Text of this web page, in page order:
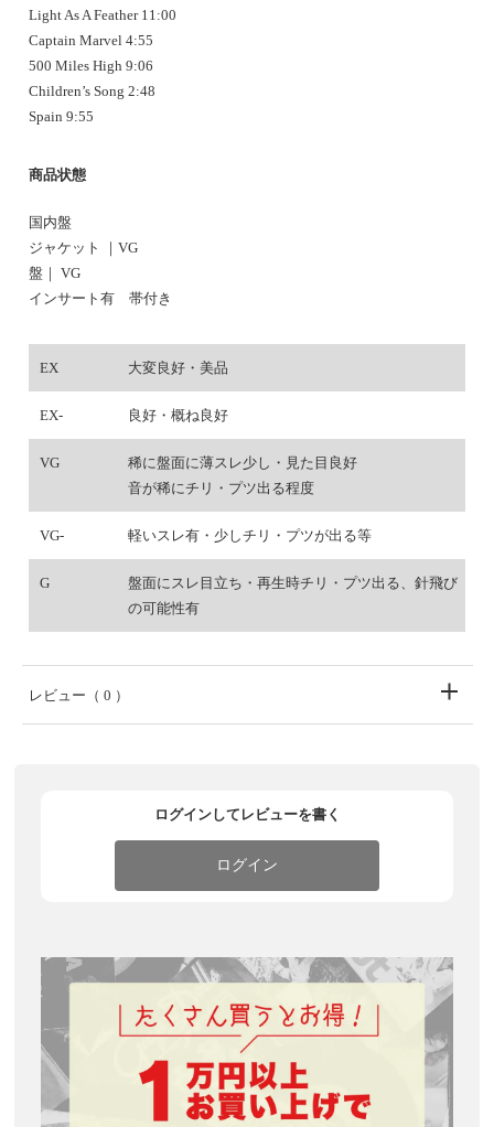
Light As A Feather 11:00
Captain Marvel 4:55
500 Miles High 9:06
Children’s Song 2:48
Spain 9:55
商品状態
国内盤
ジャケット ｜VG
盤｜ VG
インサート有 帯付き
EX 大変良好・美品
EX- 良好・概ね良好
VG
稀に盤面に薄スレ少し・見た目良好
音が稀にチリ・プツ出る程度
VG- 軽いスレ有・少しチリ・プツが出る等
G
盤面にスレ目立ち・再生時チリ・プツ出る、針飛び
の可能性有
レビュー （ 0 ）
ログインしてレビューを書く
ログイン